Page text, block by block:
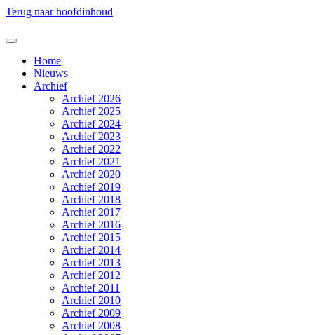
Terug naar hoofdinhoud
Home
Nieuws
Archief
Archief 2026
Archief 2025
Archief 2024
Archief 2023
Archief 2022
Archief 2021
Archief 2020
Archief 2019
Archief 2018
Archief 2017
Archief 2016
Archief 2015
Archief 2014
Archief 2013
Archief 2012
Archief 2011
Archief 2010
Archief 2009
Archief 2008